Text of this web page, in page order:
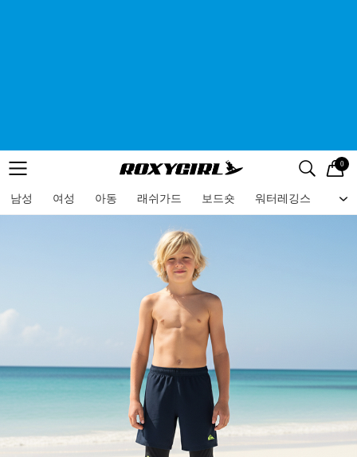
메뉴 검색
로고 0
남성 여성 아동 래쉬가드 보드숏 워터레깅스 비
메뉴